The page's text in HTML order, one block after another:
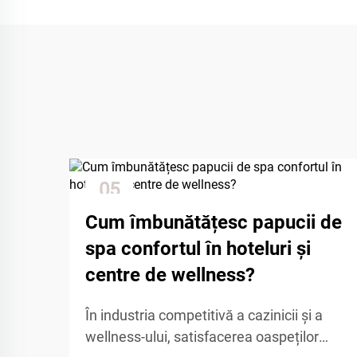
05
Cum îmbunătățesc papucii de
spa confortul în hoteluri și
centre de wellness?
În industria competitivă a cazinicii și a
wellness-ului, satisfacerea oaspeților